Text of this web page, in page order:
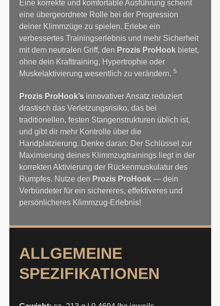
Eine korrekte und komfortable Ausführung scheint
eine übergeordnete Rolle bei der Progression
deiner Klimmzüge zu spielen. Erlebe ein
verbessertes Trainingserlebnis und mehr Sicherheit
mit dem neutralen Griff, den Prozis ProHook bietet,
ohne dein Krafttraining, Hypertrophie oder
Muskelaktivierung wesentlich zu verändern.5
Prozis ProHook’s innovativer Ansatz reduziert
drastisch das Verletzungsrisiko, das bei
traditionellen, festen Stangenstrukturen üblich ist,
und gibt dir mehr Kontrolle über die
Handplatzierung. Denke daran: Der Schlüssel zur
Maximierung deines Klimmzugtrainings liegt in der
korrekten Aktivierung der Rückenmuskulatur des
Rumpfes. Nutze den Prozis ProHook — dein
Verbündeter für ein sichereres, effektiveres und
persönlicheres Klimmzug-Erlebnis!
ALLGEMEINE
SPEZIFIKATIONEN